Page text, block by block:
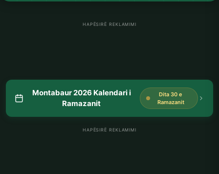
HAPËSIRË REKLAMIMI
Montabaur 2026 Kalendari i
Ramazanit
Dita 30 e
Ramazanit
HAPËSIRË REKLAMIMI